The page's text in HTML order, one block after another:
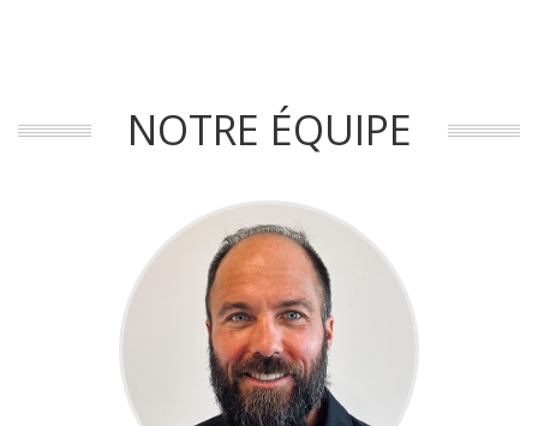
NOTRE ÉQUIPE